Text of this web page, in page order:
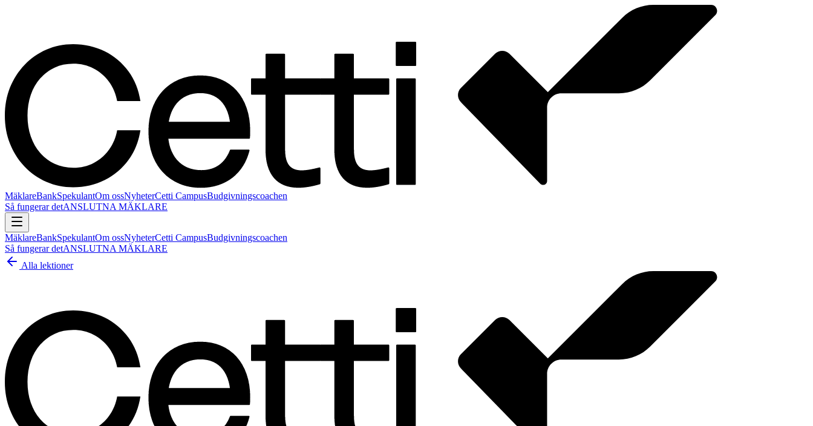
MäklareBankSpekulantOm ossNyheterCetti CampusBudgivningscoachen
Så fungerar detANSLUTNA MÄKLARE
MäklareBankSpekulantOm ossNyheterCetti CampusBudgivningscoachen
Så fungerar detANSLUTNA MÄKLARE
Alla lektioner